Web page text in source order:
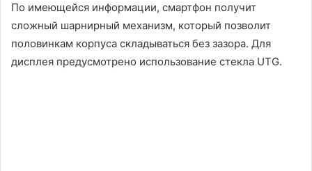
По имеющейся информации, смартфон получит
сложный шарнирный механизм, который позволит
половинкам корпуса складываться без зазора. Для
дисплея предусмотрено использование стекла UTG.